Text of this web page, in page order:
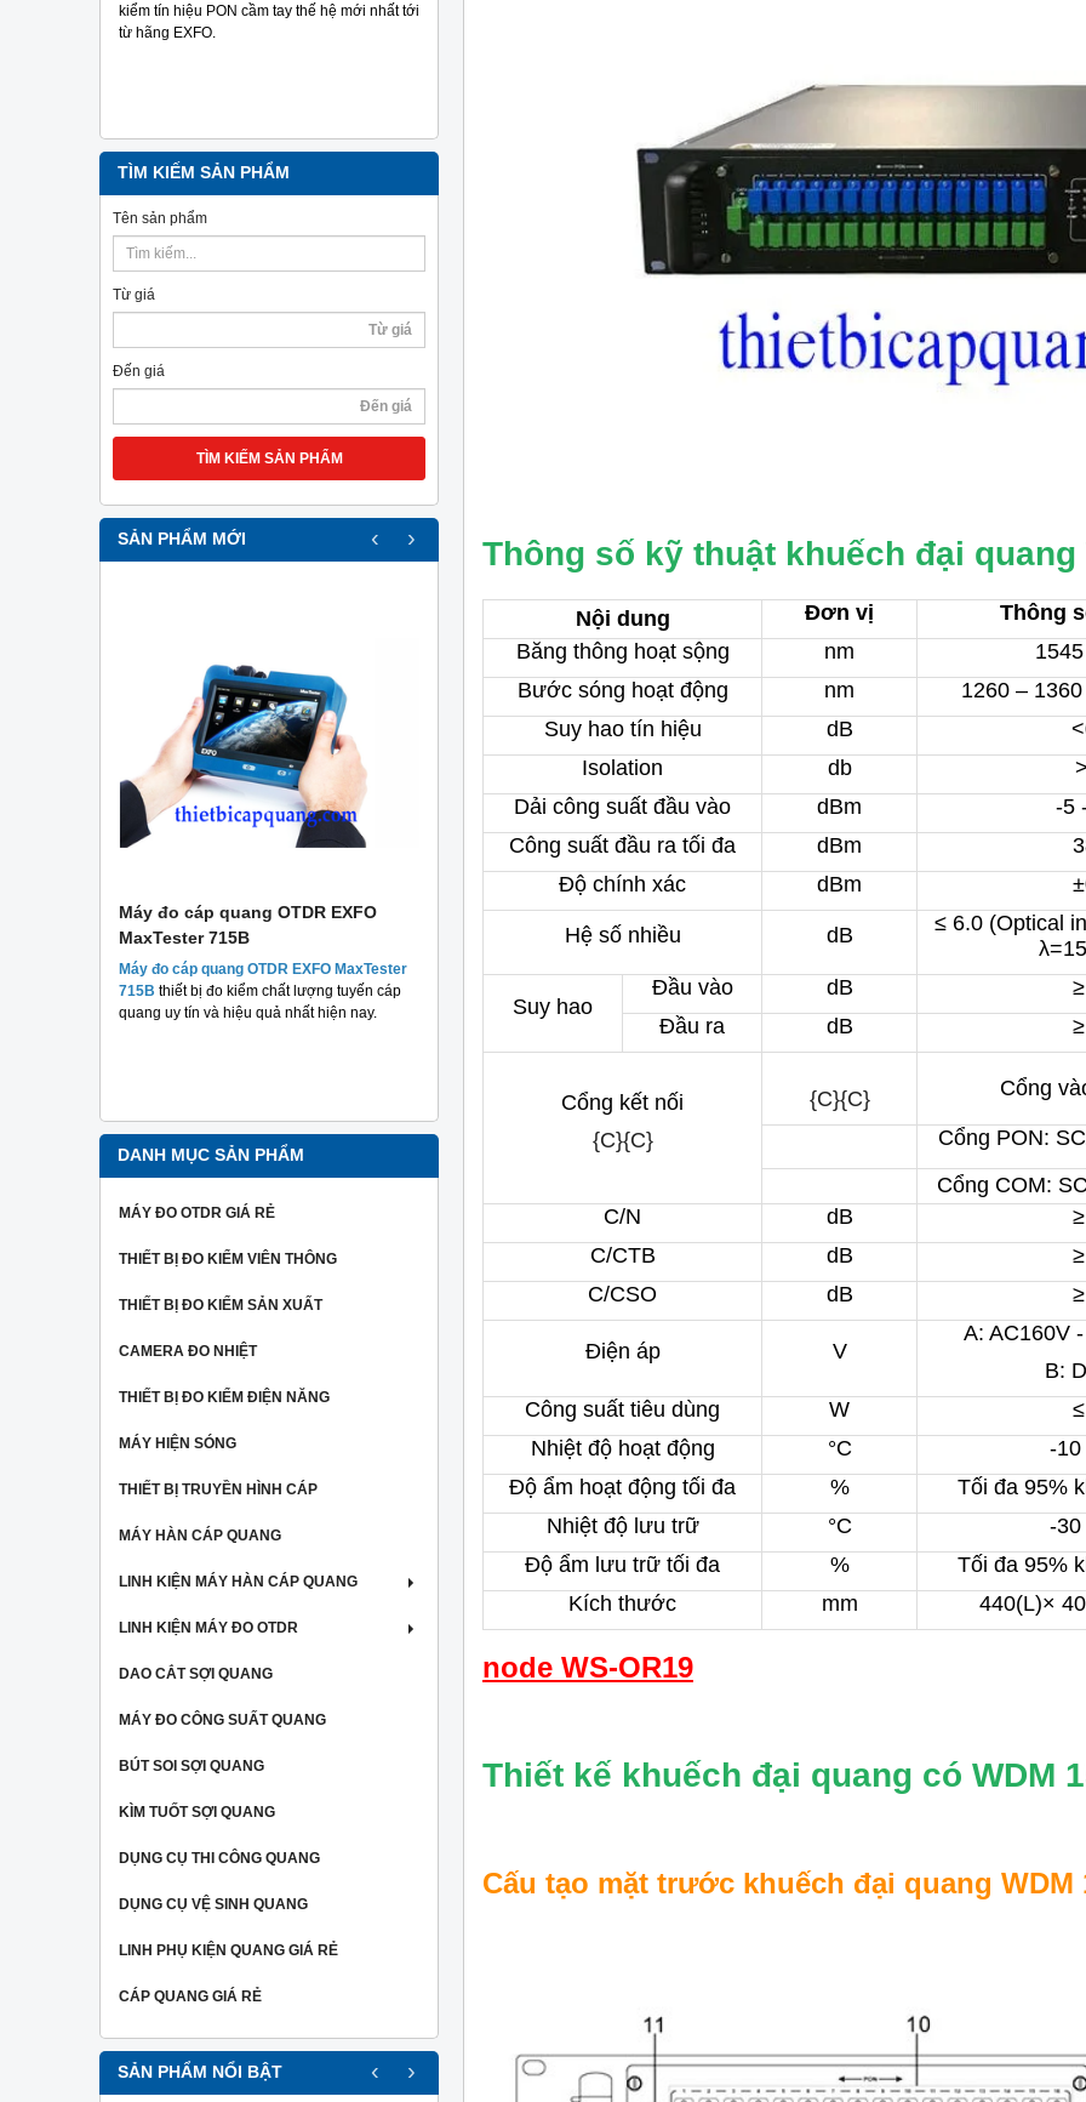
kiểm tín hiệu PON cầm tay thế hệ mới nhất tới
từ hãng EXFO.
TÌM KIẾM SẢN PHẨM
Tên sản phẩm
Từ giá
Đến giá
TÌM KIẾM SẢN PHẨM
SẢN PHẨM MỚI
Máy đo cáp quang OTDR EXFO
MaxTester 715B
Máy đo cáp quang OTDR EXFO MaxTester
715B thiết bị đo kiểm chất lượng tuyến cáp
quang uy tín và hiệu quả nhất hiện nay.
Máy đo cáp quang OTDR EXFO
MaxTester 720C
Máy đo cáp quang OTDR EXFO
MaxTester 720C
thiết bị cho phép
đo tra sợi single mode và multi mode.
hiệu một cách chính xác và hiệu quả
Máy đo cáp quang vạn năng
Explorer chính hãng EXFO
bị tới từ hãng EXFO- Canada, sản phẩm
tay nhỏ gọn với nhiều chức năng hiệu
trong thi công viễn thông hiện nay.
‹ ›
DANH MỤC SẢN PHẨM
MÁY ĐO OTDR GIÁ RẺ
THIẾT BỊ ĐO KIỂM VIÊN THÔNG
THIẾT BỊ ĐO KIỂM SẢN XUẤT
CAMERA ĐO NHIỆT
THIẾT BỊ ĐO KIỂM ĐIỆN NĂNG
MÁY HIỆN SÓNG
THIẾT BỊ TRUYỀN HÌNH CÁP
MÁY HÀN CÁP QUANG
LINH KIỆN MÁY HÀN CÁP QUANG
LINH KIỆN MÁY ĐO OTDR
DAO CẮT SỢI QUANG
MÁY ĐO CÔNG SUẤT QUANG
BÚT SOI SỢI QUANG
KÌM TUỐT SỢI QUANG
DỤNG CỤ THI CÔNG QUANG
DỤNG CỤ VỆ SINH QUANG
LINH PHỤ KIỆN QUANG GIÁ RẺ
CÁP QUANG GIÁ RẺ
SẢN PHẨM NỔI BẬT ‹ ›
Thông số kỹ thuật khuếch đại quang
Nội dung Đơn vị
Thông
Băng thông hoạt sộng
nm
Bước sóng hoạt động
nm
1260 –
Suy hao tín hiệu
dB
Isolation
db
Dải công suất đầu vào
dBm
-5
Công suất đầu ra tối đa
dBm
Độ chính xác
dBm
Hệ số nhiều dB
≤ 6.0 (Optical
Suy hao
Đầu vào dB
Đầu ra
dB
Cổng kết nối
{C}{C}
{C}{C} Cổng
Cổng PON:
Cổng COM:
C/N
dB
C/CTB
dB
C/CSO
dB
Điện áp V
A: AC160V
B:
Công suất tiêu dùng
W
Nhiệt độ hoạt động
°C
-10
Độ ẩm hoạt động tối đa
%
Tối đa 95%
Nhiệt độ lưu trữ
°C
-30
Độ ẩm lưu trữ tối đa
%
Tối đa 95%
Kích thước
mm 440(L)×
node WS-OR19
Thiết kế khuếch đại quang có WDM
Cấu tạo mặt trước khuếch đại quang WDM